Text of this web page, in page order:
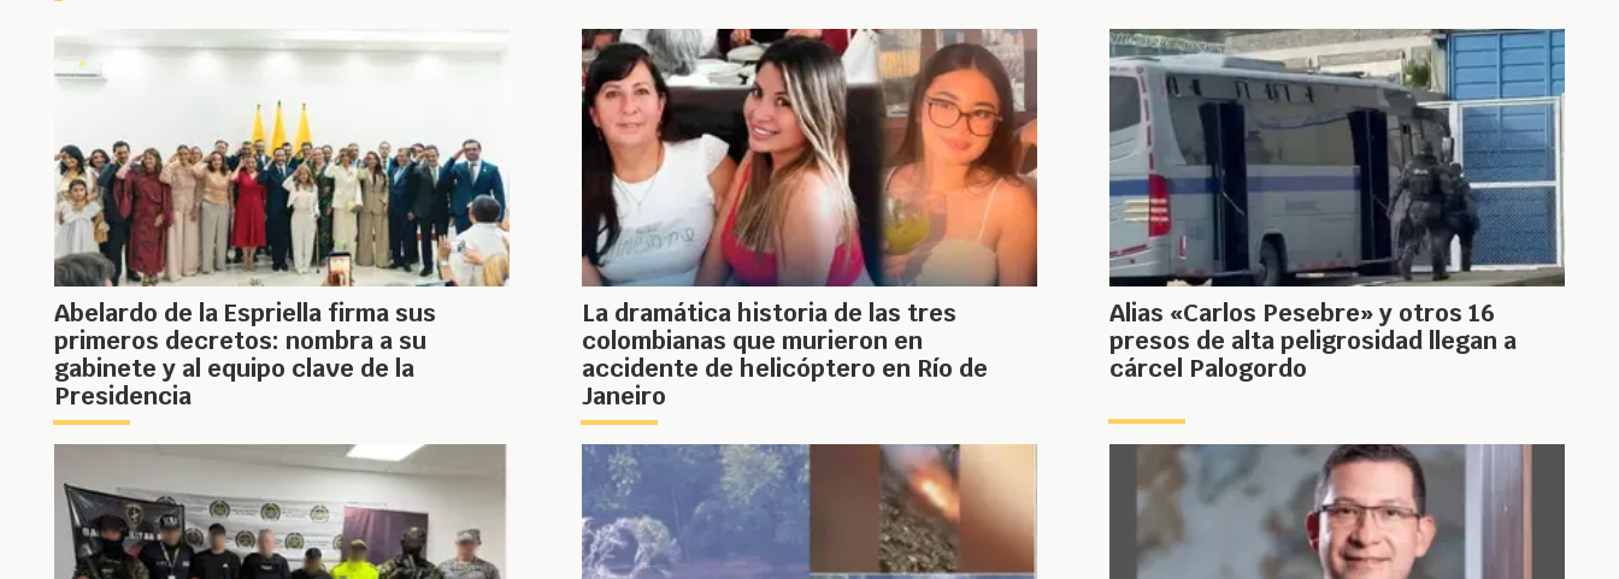
Abelardo de la Espriella firma sus
primeros decretos: nombra a su
gabinete y al equipo clave de la
Presidencia
La dramática historia de las tres
colombianas que murieron en
accidente de helicóptero en Río de
Janeiro
Alias «Carlos Pesebre» y otros 16
presos de alta peligrosidad llegan a
cárcel Palogordo